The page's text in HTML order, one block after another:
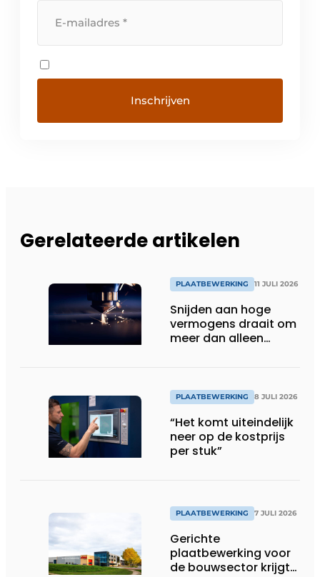
Gerelateerde artikelen
PLAATBEWERKING 11 JULI 2026
Snijden aan hoge
vermogens draait om
meer dan alleen
PLAATBEWERKING 8 JULI 2026
“Het komt uiteindelijk
neer op de kostprijs
per stuk”
PLAATBEWERKING 7 JULI 2026
Gerichte
plaatbewerking voor
de bouwsector krijgt